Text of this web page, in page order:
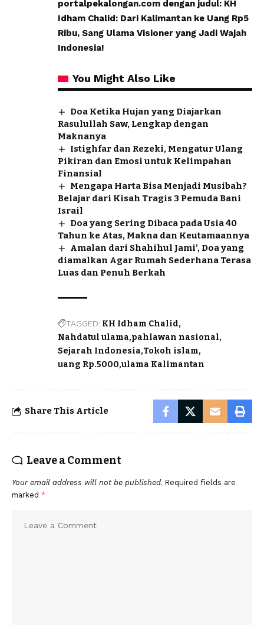
portalpekalongan.com dengan judul: KH
Idham Chalid: Dari Kalimantan ke Uang Rp5
Ribu, Sang Ulama Visioner yang Jadi Wajah
Indonesia!
You Might Also Like
Doa Ketika Hujan yang Diajarkan
Rasulullah Saw, Lengkap dengan
Maknanya
Istighfar dan Rezeki, Mengatur Ulang
Pikiran dan Emosi untuk Kelimpahan
Finansial
Mengapa Harta Bisa Menjadi Musibah?
Belajar dari Kisah Tragis 3 Pemuda Bani
Israil
Doa yang Sering Dibaca pada Usia 40
Tahun ke Atas, Makna dan Keutamaannya
Amalan dari Shahihul Jami’, Doa yang
diamalkan Agar Rumah Sederhana Terasa
Luas dan Penuh Berkah
TAGGED: KH Idham Chalid
Nahdatul ulama pahlawan nasional
Sejarah Indonesia Tokoh islam
uang Rp.5000 ulama Kalimantan
Share This Article
Leave a Comment
Your email address will not be published. Required fields are
marked *